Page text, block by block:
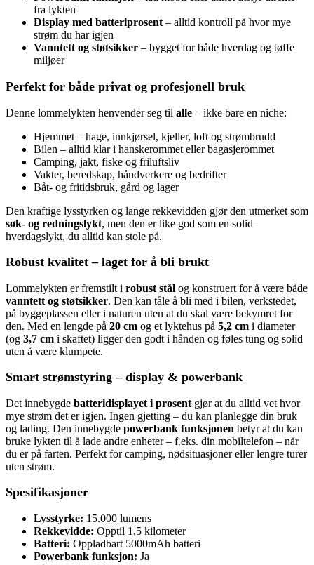
fra lykten
Display med batteriprosent – alltid kontroll på hvor mye
strøm du har igjen
Vanntett og støtsikker – bygget for både hverdag og tøffe
miljøer
Perfekt for både privat og profesjonell bruk
Denne lommelykten henvender seg til alle – ikke bare en niche:
Hjemmet – hage, innkjørsel, kjeller, loft og strømbrudd
Bilen – alltid klar i hanskerommet eller bagasjerommet
Camping, jakt, fiske og friluftsliv
Vakter, beredskap, håndverkere og bedrifter
Båt- og fritidsbruk, gård og lager
Den kraftige lysstyrken og lange rekkevidden gjør den utmerket som
søk- og redningslykt, men den er like god som en solid
hverdagslykt, du alltid kan stole på.
Robust kvalitet – laget for å bli brukt
Lommelykten er fremstilt i robust stål og konstruert for å være både
vanntett og støtsikker. Den kan tåle å bli med i bilen, verkstedet,
på byggeplassen eller i naturen uten at du skal være bekymret for
den. Med en lengde på 20 cm og et lyktehus på 5,2 cm i diameter
(og 3,7 cm i skaftet) ligger den godt i hånden og føles tung og solid
uten å være klumpete.
Smart strømstyring – display & powerbank
Det innebygde batteridisplayet i prosent gjør at du alltid vet hvor
mye strøm det er igjen. Ingen gjetting – du kan planlegge din bruk
og lading. Den innebygde powerbank funksjonen betyr at du kan
bruke lykten til å lade andre enheter – f.eks. din mobiltelefon – når
du er på farten. Perfekt for camping, nødsituasjoner eller lengre turer
uten strøm.
Spesifikasjoner
Lysstyrke: 15.000 lumens
Rekkevidde: Opptil 1,5 kilometer
Batteri: Oppladbart 5000mAh batteri
Powerbank funksjon: Ja